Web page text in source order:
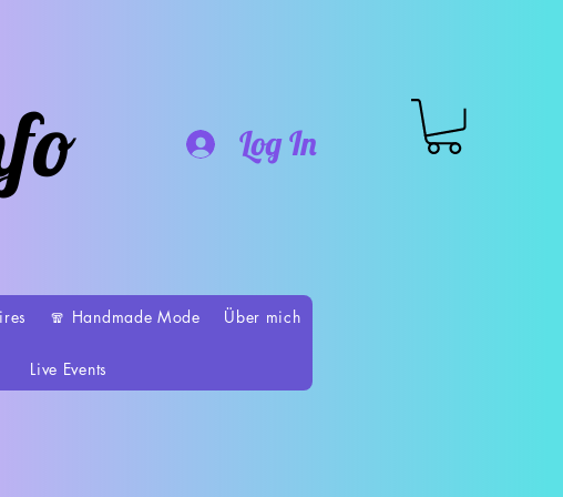
Log In
🧣 Handmade Mode Über mich
Live Events